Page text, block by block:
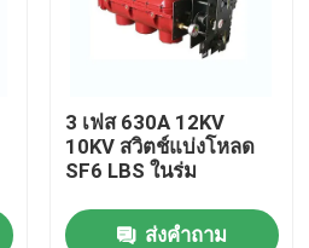
3 เฟส 630A 12KV
10KV สวิตช์แบ่งโหลด
SF6 LBS ในร่ม
ส่งคำถาม